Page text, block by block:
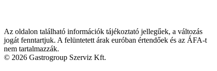
Az oldalon található információk tájékoztató jellegűek, a változás
jogát fenntartjuk. A felüntetett árak euróban értendőek és az ÁFA-t
nem tartalmazzák.
© 2026 Gastrogroup Szerviz Kft.